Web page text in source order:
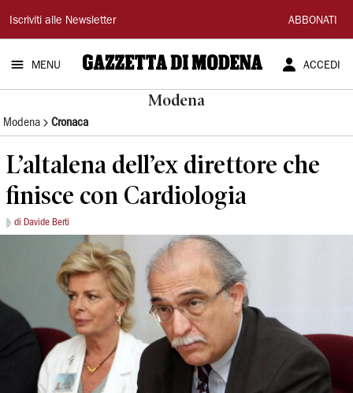
Gazzetta
di
Modena
Iscriviti alle Newsletter ABBONATI
MENU ACCEDI
Modena
Modena Cronaca
L’altalena dell’ex direttore che
finisce con Cardiologia
di Davide Berti